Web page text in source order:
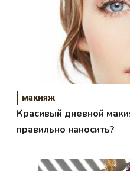
макияж
Красивый дневной
правильно наносить?